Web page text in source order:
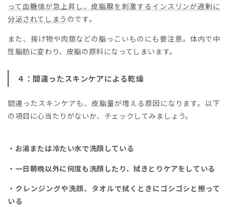
って血糖値が急上昇し、皮脂腺を刺激するインスリンが過剰に
分泌されてしまう のです。
また、揚げ物や肉類などの脂っこいものにも要注意。体内で中
性脂肪に変わり、皮脂の原料になってしまいます。
４：間違ったスキンケアによる乾燥
間違ったスキンケアも、皮脂量が増える原因になります。以下
の項目に心当たりがないか、チェックしてみましょう。
・お湯または冷たい水で洗顔している
・一日朝晩以外に何度も洗顔したり、拭きとりケアをしている
・クレンジングや洗顔、タオルで拭くときにゴシゴシと擦って
いる